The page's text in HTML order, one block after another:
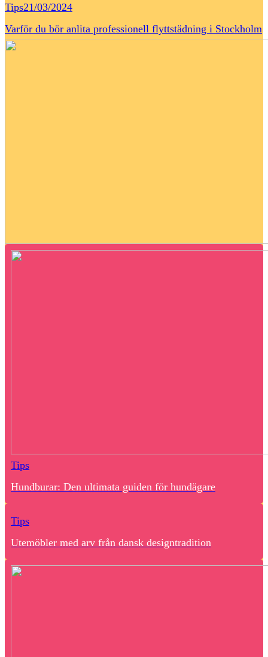
Tips21/03/2024
Varför du bör anlita professionell flyttstädning i Stockholm
Tips
Hundburar: Den ultimata guiden för hundägare
Tips
Utemöbler med arv från dansk designtradition